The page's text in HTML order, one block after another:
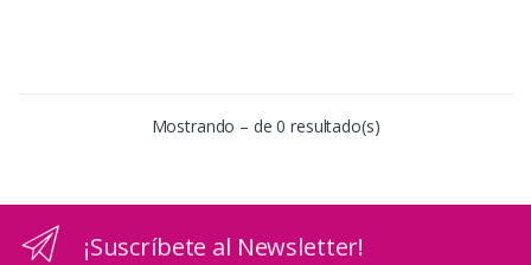
Mostrando – de 0 resultado(s)
¡Suscríbete al Newsletter!